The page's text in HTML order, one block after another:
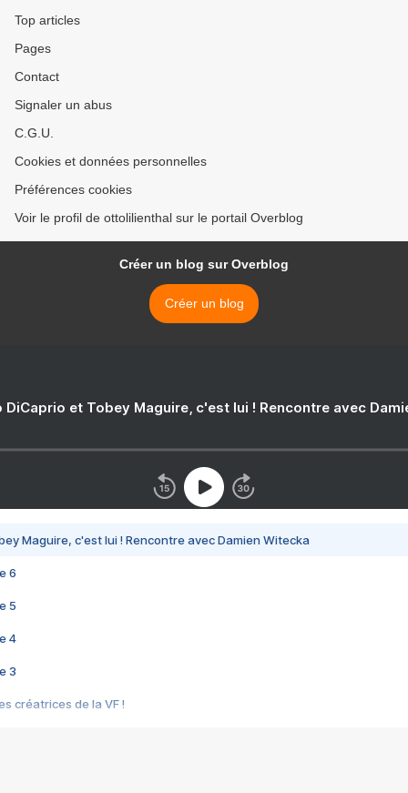
Top articles
Pages
Contact
Signaler un abus
C.G.U.
Cookies et données personnelles
Préférences cookies
Voir le profil de ottolilienthal sur le portail Overblog
Créer un blog sur Overblog
Créer un blog
DiCaprio et Tobey Maguire, c'est lui ! Rencontre avec
Maguire, c'est lui ! Rencontre avec Damien Witecka
6
5
4
3
créatrices de la VF !